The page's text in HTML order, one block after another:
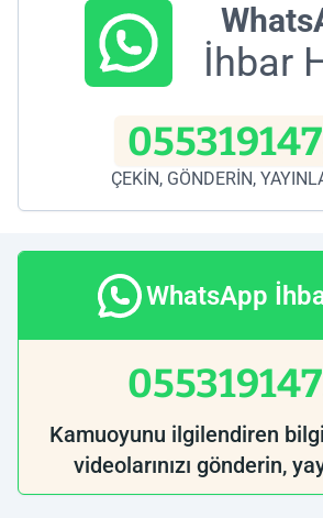
İhbar
ÇEKİN, GÖNDERİN,
WhatsApp
Kamuoyunu ilgilendiren
videolarınızı gönderin,